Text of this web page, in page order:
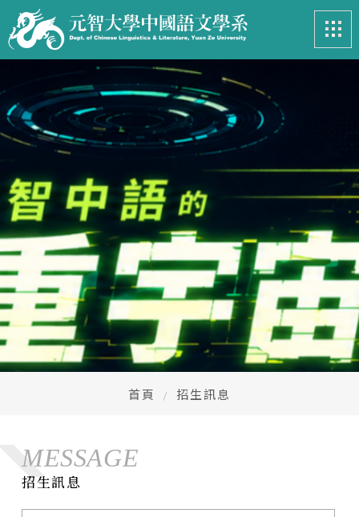
最新消息 News
系所簡介 Introduction
課程資訊 Course
招生專區 Admissions
學生事務 Student
亮眼足跡 Footprints
高中生懶人包 High school
Email：cldept@saturn.yzu.edu.tw
校本部電話：
首頁 招生訊息
MESSAGE
招生訊息